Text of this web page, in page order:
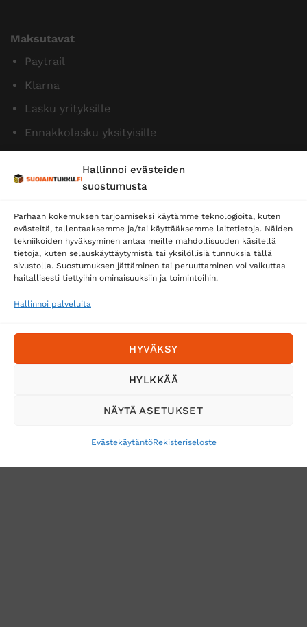
Hallinnoi evästeiden
suostumusta
Parhaan kokemuksen tarjoamiseksi käytämme teknologioita, kuten
evästeitä, tallentaaksemme ja/tai käyttääksemme laitetietoja. Näiden
tekniikoiden hyväksyminen antaa meille mahdollisuuden käsitellä
tietoja, kuten selauskäyttäytymistä tai yksilöllisiä tunnuksia tällä
sivustolla. Suostumuksen jättäminen tai peruuttaminen voi vaikuttaa
haitallisesti tiettyihin ominaisuuksiin ja toimintoihin.
Hallinnoi palveluita
HYVÄKSY
HYLKKÄÄ
NÄYTÄ ASETUKSET
EvästekäytäntöRekisteriseloste
Maksutavat
Paytrail
Klarna
Lasku yrityksille
Ennakkolasku yksityisille
Toimitustavat
Posti
Matkahuolto
Tilaa uutiskirje ja saat erikoisalennuksia